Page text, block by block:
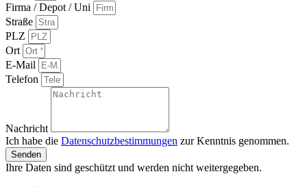
Firma / Depot / Uni
Straße
PLZ
Ort
E-Mail
Telefon
Nachricht
Ich habe die Datenschutzbestimmungen zur Kenntnis genommen.
Senden
Ihre Daten sind geschützt und werden nicht weitergegeben.